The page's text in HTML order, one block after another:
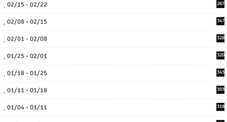
02/15 - 02/22 267
02/08 - 02/15 347
02/01 - 02/08 328
01/25 - 02/01 320
01/18 - 01/25 343
01/11 - 01/18 303
01/04 - 01/11 318